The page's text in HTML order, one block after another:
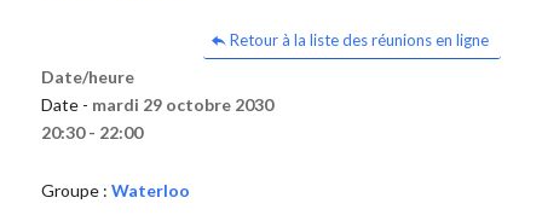
Retour à la liste des réunions en ligne
Date/heure
Date - mardi 29 octobre 2030
20:30 - 22:00
Groupe : Waterloo